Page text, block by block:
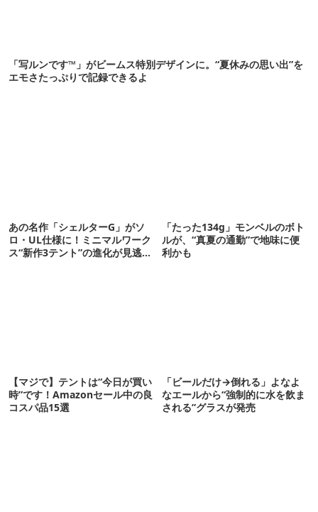
「写ルンです™」がビームス特別デザインに。“夏休みの思い出”を
エモさたっぷりで記録できるよ
あの名作「シェルターG」がソ
ロ・UL仕様に！ミニマルワーク
ス“新作3テント”の進化が見逃せ
「たった134g」モンベルのボト
ルが、“真夏の通勤”で地味に便
利かも
【マジで】テントは“今日が買い
時”です！Amazonセール中の良
コスパ品15選
「ビールだけ→倒れる」よなよ
なエールから“強制的に水を飲ま
される”グラスが発売